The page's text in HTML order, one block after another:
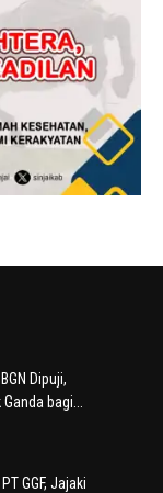
Dipuji,
bagi...
GGF, Jajaki